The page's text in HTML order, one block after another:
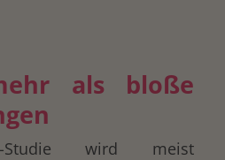
als bloße
Studie wird meist